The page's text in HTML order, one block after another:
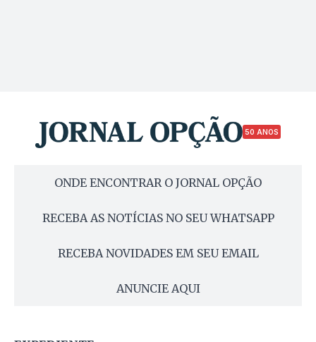
50 ANOS
ONDE ENCONTRAR O JORNAL OPÇÃO
RECEBA AS NOTÍCIAS NO SEU WHATSAPP
RECEBA NOVIDADES EM SEU EMAIL
ANUNCIE AQUI